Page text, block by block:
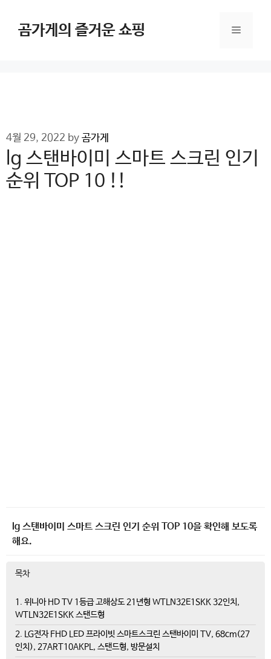
content곰가게의 즐거운 쇼핑 Menu
4월 29, 2022 by 곰가게
lg 스탠바이미 스마트 스크린 인기
순위 TOP 10 !!
lg 스탠바이미 스마트 스크린 인기 순위 TOP 10을 확인해 보도록
해요.
목차
1. 위니아 HD TV 1등급 고해상도 21년형 WTLN32E1SKK 32인치,
WTLN32E1SKK 스탠드형
2. LG전자 FHD LED 프라이빗 스마트스크린 스탠바이미 TV, 68cm(27
인치), 27ART10AKPL, 스탠드형, 방문설치